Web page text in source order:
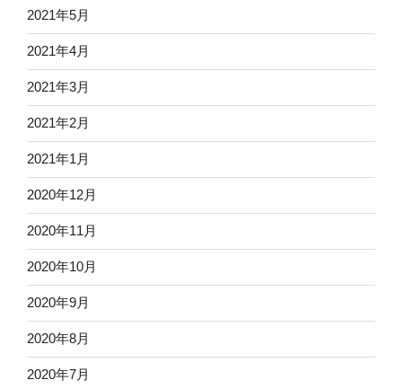
2021年5月
2021年4月
2021年3月
2021年2月
2021年1月
2020年12月
2020年11月
2020年10月
2020年9月
2020年8月
2020年7月